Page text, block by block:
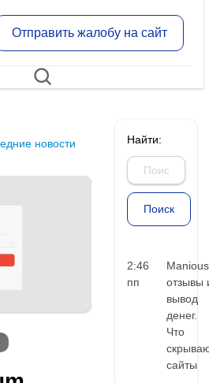
Отправить жалобу на сайт
новости Найти:
2:46
пп
Manious
отзывы
вывод
денег.
Что
сайты